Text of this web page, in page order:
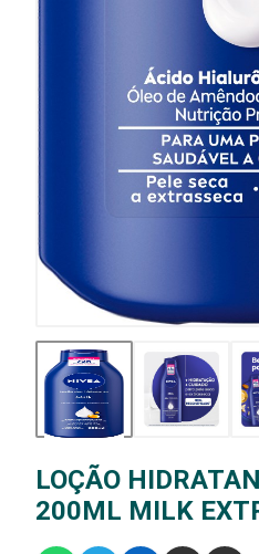
LOÇÃO
200ML MILK